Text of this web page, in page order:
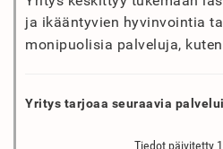
ja ikääntyvien hyvinvointia
monipuolisia palveluja,
Yritys tarjoaa seuraavia
Tiedot päivitetty